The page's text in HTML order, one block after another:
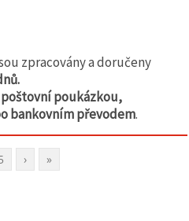
zpracovány a doručeny
poukázkou,
bankovním převodem.
› »